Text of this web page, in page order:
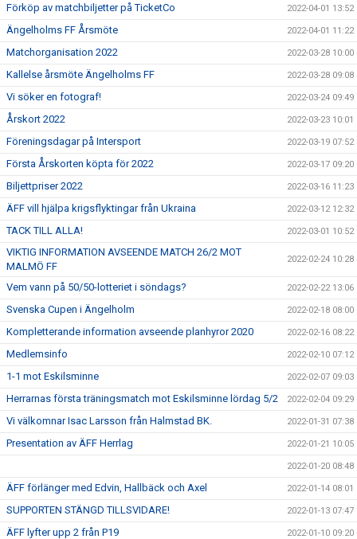
Förköp av matchbiljetter på TicketCo 2022-04-01 13:52
Ängelholms FF Årsmöte 2022-04-01 11:22
Matchorganisation 2022 2022-03-28 10:00
Kallelse årsmöte Ängelholms FF 2022-03-28 09:08
Vi söker en fotograf! 2022-03-24 09:49
Årskort 2022 2022-03-23 10:01
Föreningsdagar på Intersport 2022-03-19 07:52
Första Årskorten köpta för 2022 2022-03-17 09:20
Biljettpriser 2022 2022-03-16 11:23
ÄFF vill hjälpa krigsflyktingar från Ukraina 2022-03-12 12:32
TACK TILL ALLA! 2022-03-01 10:52
VIKTIG INFORMATION AVSEENDE MATCH 26/2 MOT
MALMÖ FF
2022-02-24 10:28
Vem vann på 50/50-lotteriet i söndags? 2022-02-22 13:06
Svenska Cupen i Ängelholm 2022-02-18 08:00
Kompletterande information avseende planhyror 2020 2022-02-16 08:22
Medlemsinfo 2022-02-10 07:12
1-1 mot Eskilsminne 2022-02-07 09:03
Herrarnas första träningsmatch mot Eskilsminne lördag 5/2 2022-02-04 09:29
Vi välkomnar Isac Larsson från Halmstad BK. 2022-01-31 07:38
Presentation av ÄFF Herrlag 2022-01-21 10:05
2022-01-20 08:48
ÄFF förlänger med Edvin, Hallbäck och Axel 2022-01-14 08:01
SUPPORTEN STÄNGD TILLSVIDARE! 2022-01-13 07:47
ÄFF lyfter upp 2 från P19 2022-01-10 09:20